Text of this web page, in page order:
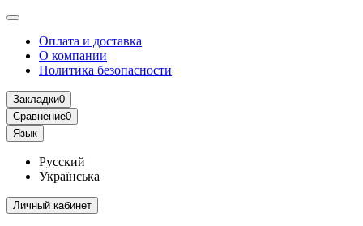
Оплата и доставка
О компании
Политика безопасности
Закладки0
Сравнение0
Язык
Русский
Українська
Личный кабинет